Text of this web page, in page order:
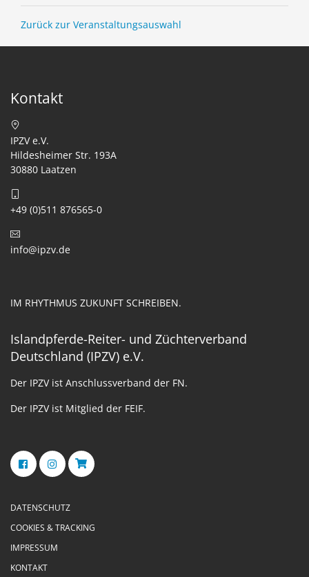
Zurück zur Veranstaltungsauswahl
Kontakt
IPZV e.V.
Hildesheimer Str. 193A
30880 Laatzen
+49 (0)511 876565-0
info@ipzv.de
IM RHYTHMUS ZUKUNFT SCHREIBEN.
Islandpferde-Reiter- und Züchterverband
Deutschland (IPZV) e.V.
Der IPZV ist Anschlussverband der FN.
Der IPZV ist Mitglied der FEIF.
DATENSCHUTZ
COOKIES & TRACKING
IMPRESSUM
KONTAKT